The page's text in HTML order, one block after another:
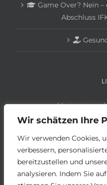
Wir schätzen Ihre
Wir verwenden Cookies,
verbessern,
bereitzustellen und
analysieren. Indem Sie
Game Over? Nein –
Abschluss